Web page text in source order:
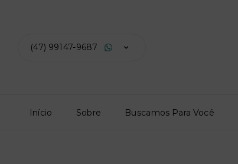
(47) 99147-9687
Início Sobre Buscamos Para Você